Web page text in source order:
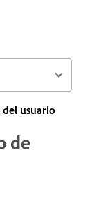
del usuario
de